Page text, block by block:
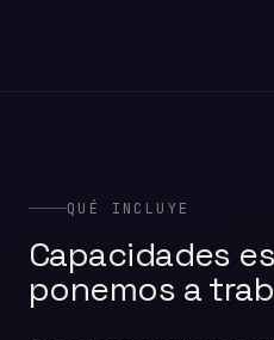
QUÉ INCLUYE
Capacidades
ponemos a